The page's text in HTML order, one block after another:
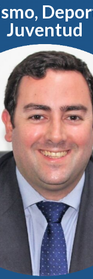
Raúl Curbelo
Vicepresidente
de
su cargo el
Juventud